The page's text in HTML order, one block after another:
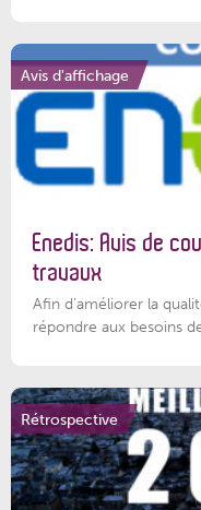
Avis d'affichage
Enedis: Avis de
travaux
Afin d’améliorer la
répondre aux besoins
Rétrospective